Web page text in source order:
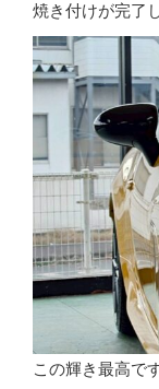
焼き付けが完了
この輝き最高で